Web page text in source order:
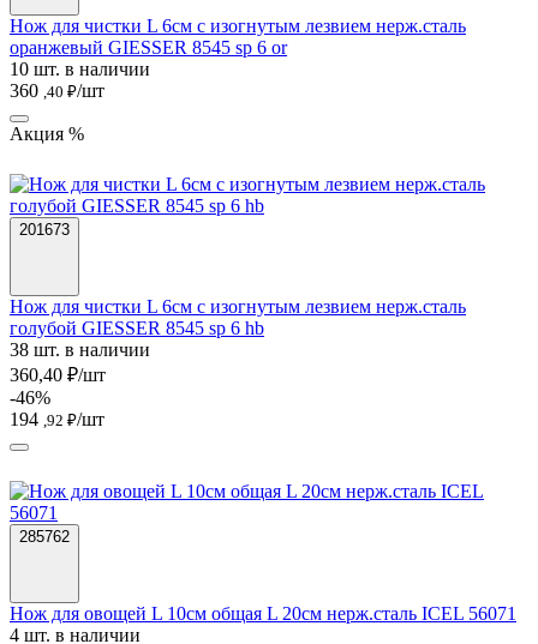
Нож для чистки L 6см с изогнутым лезвием нерж.сталь
оранжевый GIESSER 8545 sp 6 or
10 шт. в наличии
360 ,40 ₽/шт
Акция %
201673
Нож для чистки L 6см с изогнутым лезвием нерж.сталь
голубой GIESSER 8545 sp 6 hb
38 шт. в наличии
360,40 ₽/шт
-46%
194 ,92 ₽/шт
285762
Нож для овощей L 10см общая L 20см нерж.сталь ICEL 56071
4 шт. в наличии